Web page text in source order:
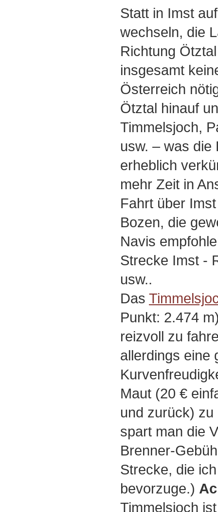
Statt in Imst
wechseln, die
Richtung
insgesamt
Österreich
Ötztal hinauf
Timmelsjoch,
usw. ‒ was
erheblich
mehr Zeit in
Fahrt über
Bozen, die
Navis
Strecke Imst -
usw..
Das
Punkt: 2.474
reizvoll zu
allerdings eine
Maut (20 €
und zurück)
spart man die
Brenner-
Strecke, die
bevorzuge.)
Timmelsjoch